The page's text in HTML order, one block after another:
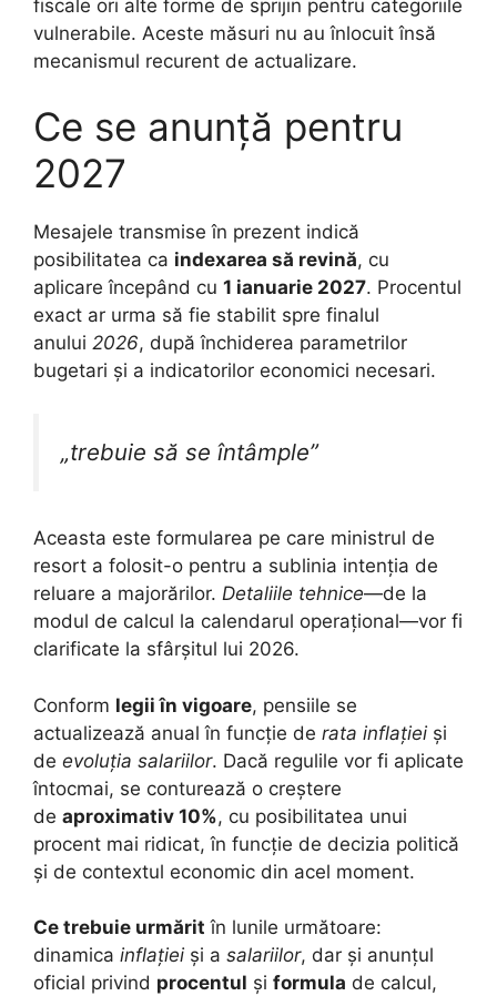
fiscale ori alte forme de sprijin pentru categoriile
vulnerabile. Aceste măsuri nu au înlocuit însă
mecanismul recurent de actualizare.
Ce se anunță pentru
2027
Mesajele transmise în prezent indică
posibilitatea ca indexarea să revină, cu
aplicare începând cu 1 ianuarie 2027. Procentul
exact ar urma să fie stabilit spre finalul
anului 2026, după închiderea parametrilor
bugetari și a indicatorilor economici necesari.
„trebuie să se întâmple”
Aceasta este formularea pe care ministrul de
resort a folosit-o pentru a sublinia intenția de
reluare a majorărilor. Detaliile tehnice—de la
modul de calcul la calendarul operațional—vor fi
clarificate la sfârșitul lui 2026.
Conform legii în vigoare, pensiile se
actualizează anual în funcție de rata inflației și
de evoluția salariilor. Dacă regulile vor fi aplicate
întocmai, se conturează o creștere
de aproximativ 10%, cu posibilitatea unui
procent mai ridicat, în funcție de decizia politică
și de contextul economic din acel moment.
Ce trebuie urmărit în lunile următoare:
dinamica inflației și a salariilor, dar și anunțul
oficial privind procentul și formula de calcul,